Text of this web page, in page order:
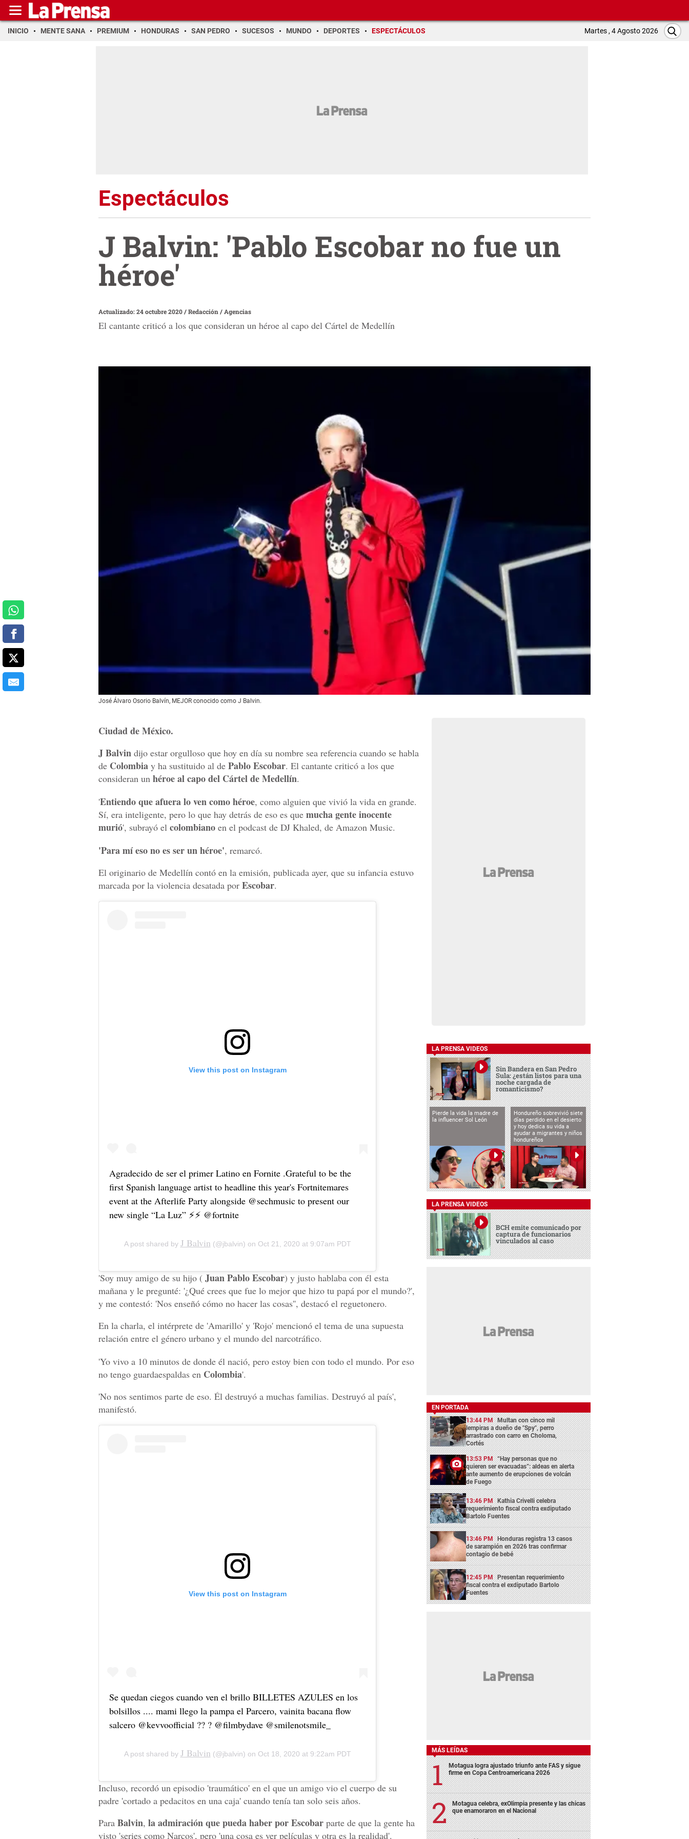
INICIO MENTE SANA PREMIUM HONDURAS SAN PEDRO SUCESOS MUNDO DEPORTES ESPECTÁCULOS Martes , 4 Agosto 2026
Espectáculos
J Balvin: 'Pablo Escobar no fue un
héroe'
Actualizado: 24 octubre 2020/Redacción / Agencias
El cantante criticó a los que consideran un héroe al capo del Cártel de Medellín
José Álvaro Osorio Balvín, MEJOR conocido como J Balvin.
Ciudad de México.
J Balvin dijo estar orgulloso que hoy en día su nombre sea referencia cuando se habla
de Colombia y ha sustituido al de Pablo Escobar. El cantante criticó a los que
consideran un héroe al capo del Cártel de Medellín.
'Entiendo que afuera lo ven como héroe, como alguien que vivió la vida en grande.
Sí, era inteligente, pero lo que hay detrás de eso es que mucha gente inocente
murió', subrayó el colombiano en el podcast de DJ Khaled, de Amazon Music.
'Para mí eso no es ser un héroe', remarcó.
El originario de Medellín contó en la emisión, publicada ayer, que su infancia estuvo
marcada por la violencia desatada por Escobar.
View this post on Instagram
Agradecido de ser el primer Latino en Fornite .Grateful to be the
first Spanish language artist to headline this year's Fortnitemares
event at the Afterlife Party alongside @sechmusic to present our
new single “La Luz” ⚡⚡ @fortnite
A post shared by J Balvin (@jbalvin) on Oct 21, 2020 at 9:07am PDT
'Soy muy amigo de su hijo ( Juan Pablo Escobar) y justo hablaba con él esta
mañana y le pregunté: '¿Qué crees que fue lo mejor que hizo tu papá por el mundo?',
y me contestó: 'Nos enseñó cómo no hacer las cosas'', destacó el reguetonero.
En la charla, el intérprete de 'Amarillo' y 'Rojo' mencionó el tema de una supuesta
relación entre el género urbano y el mundo del narcotráfico.
'Yo vivo a 10 minutos de donde él nació, pero estoy bien con todo el mundo. Por eso
no tengo guardaespaldas en Colombia'.
'No nos sentimos parte de eso. Él destruyó a muchas familias. Destruyó al país',
manifestó.
View this post on Instagram
Se quedan ciegos cuando ven el brillo BILLETES AZULES en los
bolsillos .... mami llego la pampa el Parcero, vainita bacana flow
salcero @kevvoofficial ?? ? @filmbydave @smilenotsmile_
A post shared by J Balvin (@jbalvin) on Oct 18, 2020 at 9:22am PDT
Incluso, recordó un episodio 'traumático' en el que un amigo vio el cuerpo de su
padre 'cortado a pedacitos en una caja' cuando tenía tan solo seis años.
Para Balvin, la admiración que pueda haber por Escobar parte de que la gente ha
visto 'series como Narcos', pero 'una cosa es ver películas y otra es la realidad'.
LA PRENSA VIDEOS
Sin Bandera en San Pedro
Sula: ¿están listos para una
noche cargada de
romanticismo?
Pierde la vida la madre de
la influencer Sol León
Hondureño sobrevivió siete
días perdido en el desierto
y hoy dedica su vida a
ayudar a migrantes y niños
hondureños
LA PRENSA VIDEOS
BCH emite comunicado por
captura de funcionarios
vinculados al caso
EN PORTADA
13:44 PM Multan con cinco mil
lempiras a dueño de "Spy", perro
arrastrado con carro en Choloma,
Cortés
13:53 PM “Hay personas que no
quieren ser evacuadas”: aldeas en alerta
ante aumento de erupciones de volcán
de Fuego
13:46 PM Kathia Crivelli celebra
requerimiento fiscal contra exdiputado
Bartolo Fuentes
13:46 PM Honduras registra 13 casos
de sarampión en 2026 tras confirmar
contagio de bebé
12:45 PM Presentan requerimiento
fiscal contra el exdiputado Bartolo
Fuentes
MÁS LEÍDAS
Motagua logra ajustado triunfo ante FAS y sigue
firme en Copa Centroamericana 2026
Motagua celebra, exOlimpia presente y las chicas
que enamoraron en el Nacional